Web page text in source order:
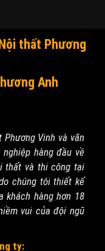
thất Phương
Anh
Vinh và văn
hàng đầu về
thất và thi công tại
chúng tôi thiết kế
hàng hơn 18
vui của đội ngũ
ty: